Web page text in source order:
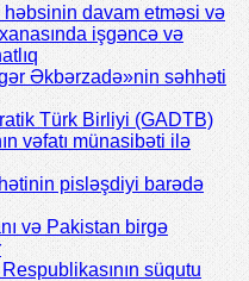
davam etməsi və
işgəncə və
Əkbərzadə»nin səhhəti
Türk Birliyi (GADTB)
vəfatı münasibəti ilə
pisləşdiyi barədə
və Pakistan birgə
süqutu